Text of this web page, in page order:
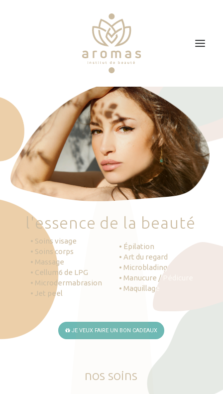
Soins
Je veux faire un bon cadeau
Plan d’accès
Prendre RDV
'essence de la beauté
• Soins visage
• Soins corps
• Massage
• Cellum6 de LPG
• Microdermabrasion
• Jet peel
• Épilation
• Art du regard
• Microblading
• Manucure / Pédicure
• Maquillage
JE VEUX FAIRE UN BON CADEAUX
nos soins